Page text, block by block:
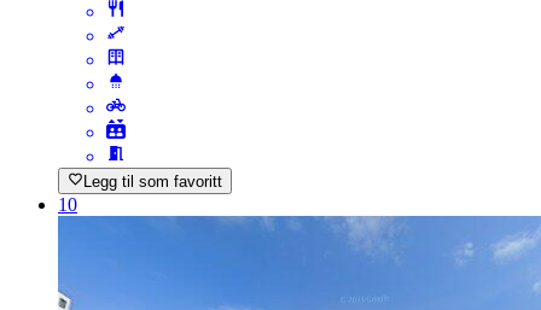
Legg til som favoritt
10